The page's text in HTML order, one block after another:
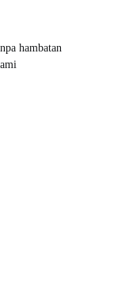
hambatan